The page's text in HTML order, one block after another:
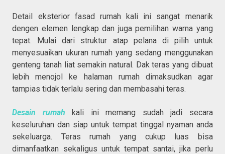
Detail eksterior fasad rumah kali ini sangat menarik
dengen elemen lengkap dan juga pemilihan warna yang
tepat. Mulai dari struktur atap pelana di pilih untuk
menyesuaikan ukuran rumah yang sedang menggunakan
genteng tanah liat semakin natural. Dak teras yang dibuat
lebih menojol ke halaman rumah dimaksudkan agar
tampias tidak terlalu sering dan membasahi teras.
Desain rumah kali ini memang sudah jadi secara
keseluruhan dan siap untuk tempat tinggal nyaman anda
sekeluarga. Teras rumah yang cukup luas bisa
dimanfaatkan sekaligus untuk tempat santai, jika perlu